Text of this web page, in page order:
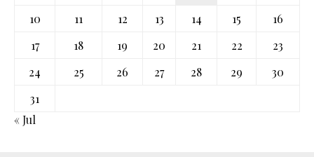
10
11 12 13 14 15
16
17
18 19 20 21 22
23
24
25 26 27 28 29
30
31
« Jul